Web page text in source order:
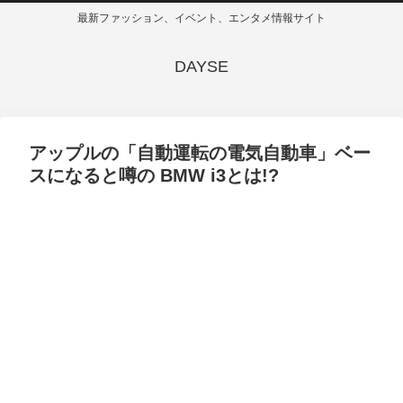
最新ファッション、イベント、エンタメ情報サイト
DAYSE
アップルの「自動運転の電気自動車」ベー
スになると噂の BMW i3とは!?